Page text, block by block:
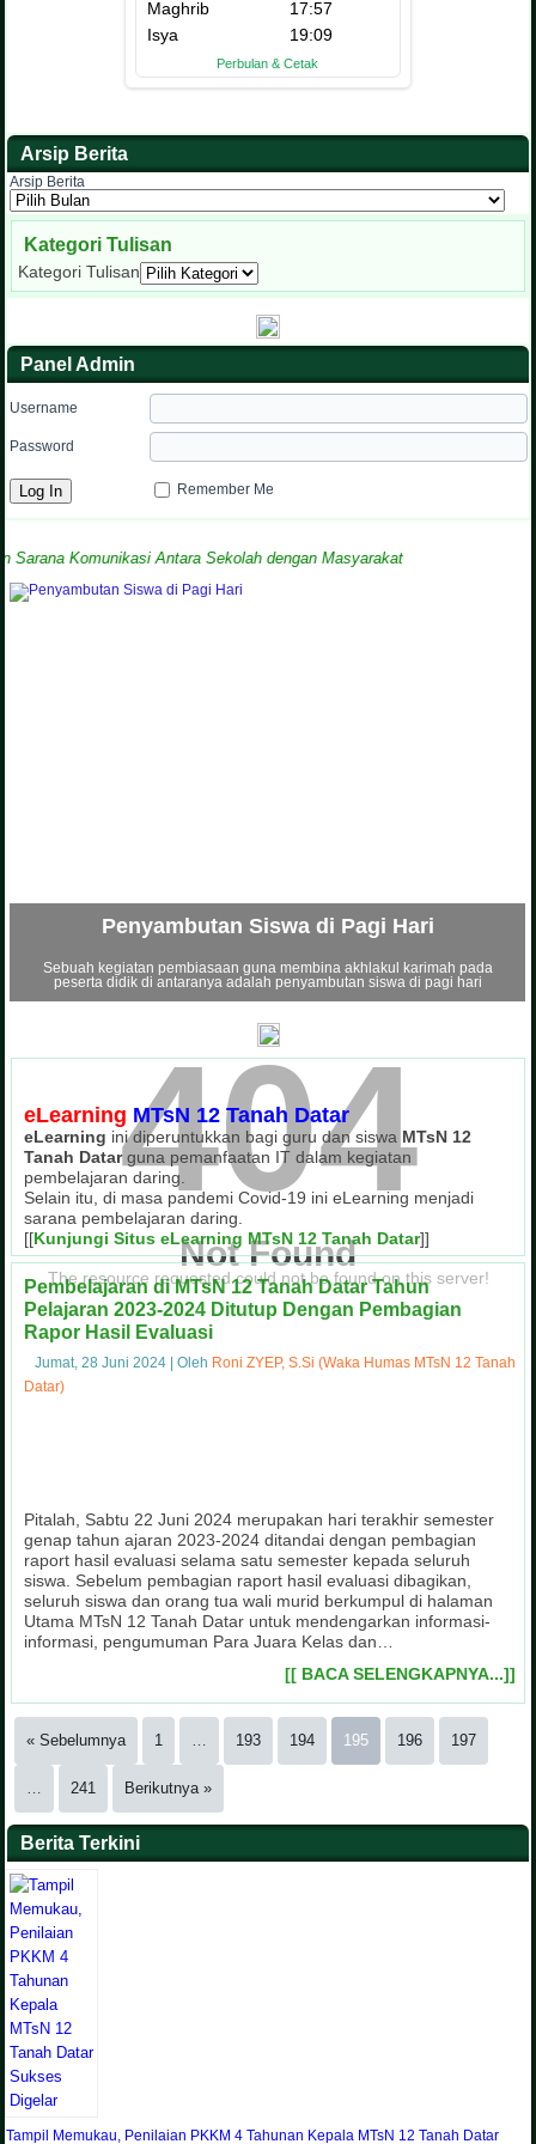
Arsip Berita
Arsip Berita
Kategori Tulisan
Kategori Tulisan
Panel Admin
Username
Password
Remember Me
Komunikasi Antara Sekolah dengan Masyarakat
Upacara Bendera Hari
Ekstrakurikuler Tahfizh Al-Qur'an
Tahfizh Al-Qur'an merupakan salah satu kegiatan ekstrakurikuler unggulan
Penyambutan Siswa di Pagi Hari
Sebuah kegiatan pembiasaan guna membina akhlakul karimah pada
peserta didik di antaranya adalah penyambutan siswa di pagi hari
Penilaian Lomba Sekolah
Masa Ta'aruf Siswa Madrasah (Matsama) di MTsN 12 Tanah Datar
Kegiatan Pramuka MTsN 12
Kegiatan OSIM Cup MTsN 12
Juara I Sepak Bola OSIM Cup
Gotong Royong di
eLearning MTsN 12 Tanah Datar
eLearning ini diperuntukkan bagi guru dan siswa MTsN 12
Tanah Datarguna pemanfaatan IT dalam kegiatan
pembelajaran daring.
Selain itu, di masa pandemi Covid-19 ini eLearning menjadi
sarana pembelajaran daring.
[[Kunjungi Situs eLearning MTsN 12 Tanah Datar]]
Pembelajaran di MTsN 12 Tanah Datar Tahun
Pelajaran 2023-2024 Ditutup Dengan Pembagian
Rapor Hasil Evaluasi
Jumat, 28 Juni 2024 |Oleh Roni ZYEP, S.Si (Waka Humas MTsN 12 Tanah
Datar)
Pitalah, Sabtu 22 Juni 2024 merupakan hari terakhir semester
genap tahun ajaran 2023-2024 ditandai dengan pembagian
raport hasil evaluasi selama satu semester kepada seluruh
siswa. Sebelum pembagian raport hasil evaluasi dibagikan,
seluruh siswa dan orang tua wali murid berkumpul di halaman
Utama MTsN 12 Tanah Datar untuk mendengarkan informasi-
informasi, pengumuman Para Juara Kelas dan…
[[ BACA SELENGKAPNYA...]]
« Sebelumnya 1 193 194 195 196 197
241 Berikutnya »
Berita Terkini
Tampil Memukau, Penilaian PKKM 4 Tahunan Kepala MTsN 12 Tanah Datar
404
Not Found
The resource requested could not be found on this server!